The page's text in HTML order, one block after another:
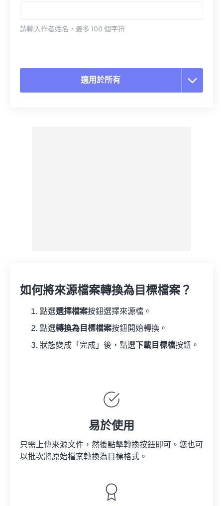
請輸入作者姓名，最多 100 個字符
適用於所有
如何將來源檔案轉換為目標檔案？
點選選擇檔案按鈕選擇來源檔。
點選轉換為目標檔案按鈕開始轉換。
狀態變成「完成」後，點選 下載目標檔按鈕。
易於使用
只需上傳來源文件，然後點擊轉換按鈕即可。您也可
以批次將原始檔案轉換為目標格式。